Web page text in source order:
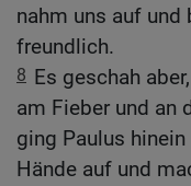
nahm uns auf und
freundlich.
8 Es geschah
am Fieber und an
ging Paulus
Hände auf und